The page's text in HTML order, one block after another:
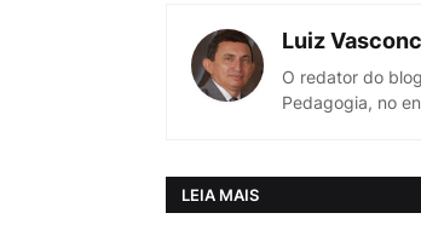
Luiz
O redator do
Pedagogia, no
LEIA MAIS